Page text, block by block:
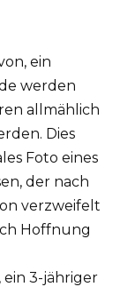
ein
werden
allmählich
Dies
Foto eines
der nach
verzweifelt
Hoffnung
ein 3-jähriger